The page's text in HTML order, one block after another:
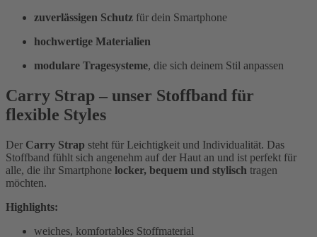
zuverlässigen Schutz für dein Smartphone
hochwertige Materialien
modulare Tragesysteme, die sich deinem Stil anpassen
Carry Strap – unser Stoffband für
flexible Styles
Der Carry Strap steht für Leichtigkeit und Individualität. Das
Stoffband fühlt sich angenehm auf der Haut an und ist perfekt für
alle, die ihr Smartphone locker, bequem und stylisch tragen
möchten.
Highlights:
weiches, komfortables Stoffmaterial